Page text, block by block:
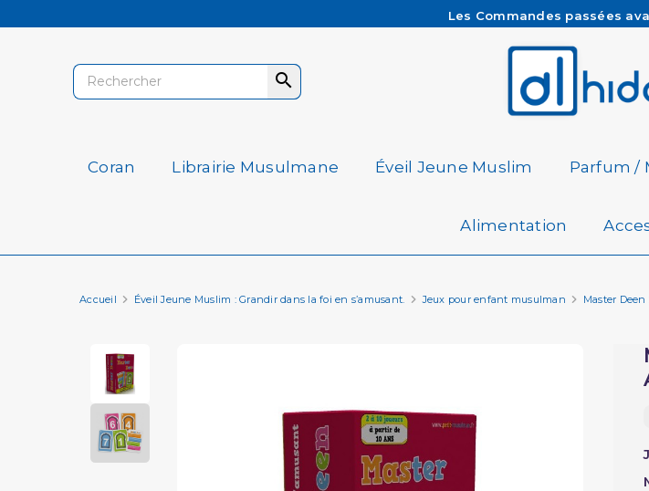
Les Commandes passées
Besoin d'aide ?
Livraison offerte à partir

Coran Librairie Musulmane Éveil Jeune Muslim Parfum /
Alimentation
Accueil Éveil Jeune Muslim : Grandir dans la foi en s’amusant. Jeux pour enfant musulman Master Deen